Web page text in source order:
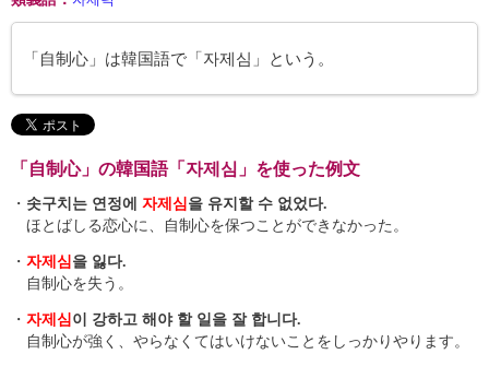
「自制心」は韓国語で「자제심」という。
「自制心」の韓国語「자제심」を使った例文
・ 솟구치는 연정에 자제심 을 유지할 수 없었다.
ほとばしる恋心に、自制心を保つことができなかった。
・ 자제심 을 잃다.
自制心を失う。
・ 자제심 이 강하고 해야 할 일을 잘 합니다.
自制心が強く、やらなくてはいけないことをしっかりやります。